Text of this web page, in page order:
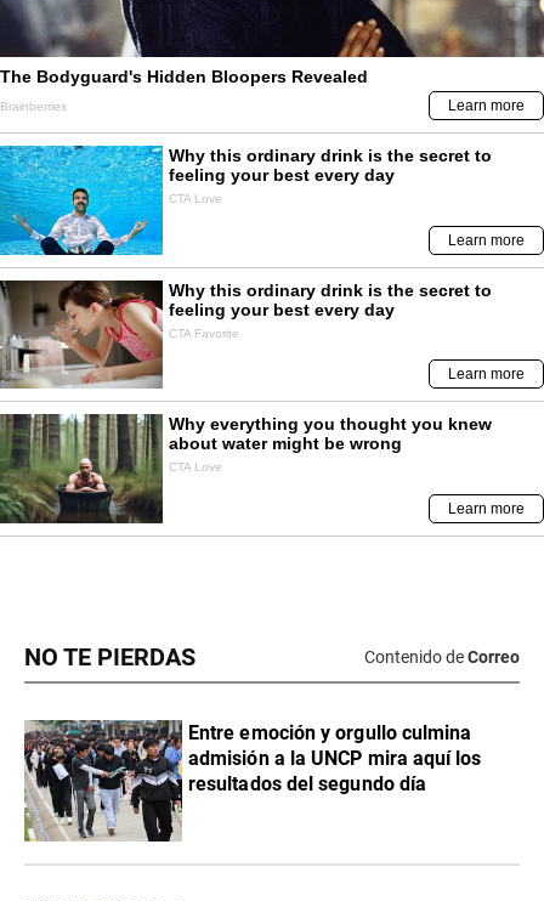
NO TE PIERDAS Contenido deCorreo
Entre emoción y orgullo culmina
admisión a la UNCP mira aquí los
resultados del segundo día